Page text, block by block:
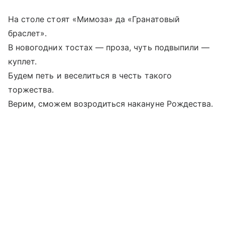
На столе стоят «Мимоза» да «Гранатовый
браслет».
В новогодних тостах — проза, чуть подвыпили —
куплет.
Будем петь и веселиться в честь такого
торжества.
Верим, сможем возродиться накануне Рождества.